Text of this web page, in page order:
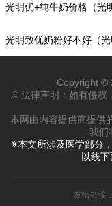
光明优+纯牛奶价格（光
光明致优奶粉好不好（
Copyright ©
© 法律声明：如有侵权
本网由内容提供商提供
我们
※本文所涉及医学部分
以线下
友情链接：